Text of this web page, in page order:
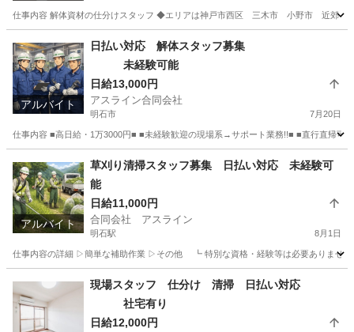
仕事内容 解体資材の仕分けスタッフ ◆エリアは神戸市西区 三木市 小野市 近郊 ◆
その他 スタッフ
アルバイト
日払い対応 解体スタッフ募集
未経験可能
日給13,000円
アスライン合同会社
明石市 7月20日
仕事内容 ■高日給・1万3000円■ ■未経験歓迎の現場系→サポート業務!!■ ■直行直帰可
その他 スタッフ
アルバイト
草刈り清掃スタッフ募集 日払い対応 未経験可
能
日給11,000円
合同会社 アスライン
明石駅 8月1日
仕事内容の詳細 ▷簡単な補助作業 ▷その他 ┗ 特別な資格・経験等は必要ありま
明石駅 仕分け スタッフ
現場スタッフ 仕分け 清掃 日払い対応
社宅有り
日給12,000円